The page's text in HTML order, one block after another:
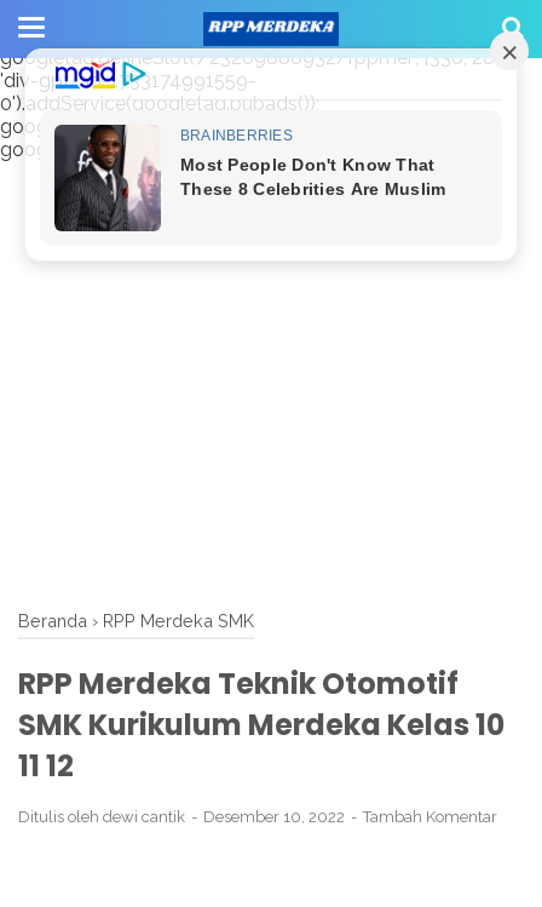
window.googletag = window.googletag || {cmd: []};
googletag.cmd.push(function() {
googletag.defineSlot('/23209888932/rppmer', [336, 280],
'div-gpt-ad-1733174991559-
0').addService(googletag.pubads());
googletag.pubads().enableSingleRequest();
googletag.enableServices(); });
Beranda › RPP Merdeka SMK
RPP Merdeka Teknik Otomotif
SMK Kurikulum Merdeka Kelas 10
11 12
Ditulis oleh dewi cantik Desember 10, 2022 Tambah Komentar